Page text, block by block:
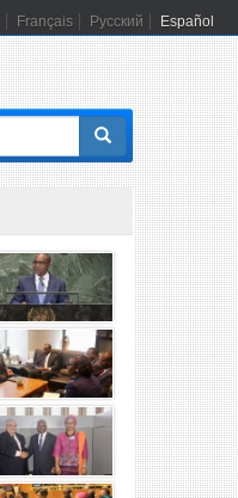
Français Русский Español